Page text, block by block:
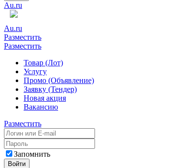
Au.ru
Au.ru
Разместить
Разместить
Товар (Лот)
Услугу
Промо (Объявление)
Заявку (Тендер)
Новая акция
Вакансию
Разместить
Запомнить
Войти